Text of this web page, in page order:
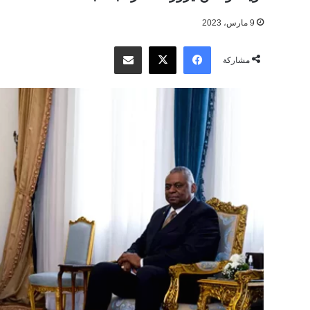
9 مارس، 2023
مشاركة
فيسبوك
‫X مشاركة عبر البريد